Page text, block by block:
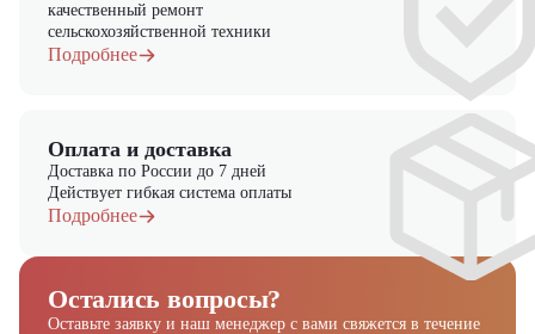
качественный ремонт
сельскохозяйственной техники
Подробнее
Оплата и доставка
Доставка по России до 7 дней
Действует гибкая система оплаты
Подробнее
Остались вопросы?
Оставьте заявку и наш менеджер с вами свяжется в течение